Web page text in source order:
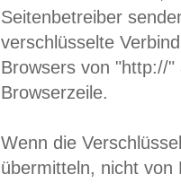
Seitenbetreiber
verschlüsselte
Browsers von "http://
Browserzeile.
Wenn die
übermitteln, nicht von